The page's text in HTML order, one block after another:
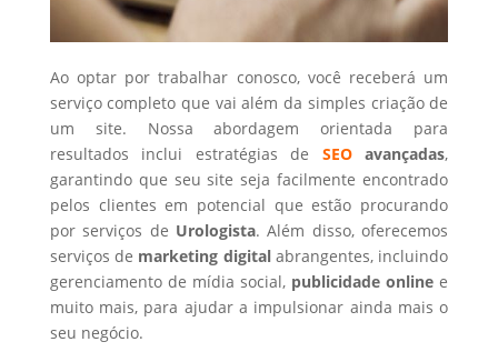
Ao optar por trabalhar conosco, você receberá um
serviço completo que vai além da simples criação de
um site. Nossa abordagem orientada para
resultados inclui estratégias de SEOavançadas,
garantindo que seu site seja facilmente encontrado
pelos clientes em potencial que estão procurando
por serviços de Urologista. Além disso, oferecemos
serviços de marketing digital abrangentes, incluindo
gerenciamento de mídia social, publicidade online e
muito mais, para ajudar a impulsionar ainda mais o
seu negócio.